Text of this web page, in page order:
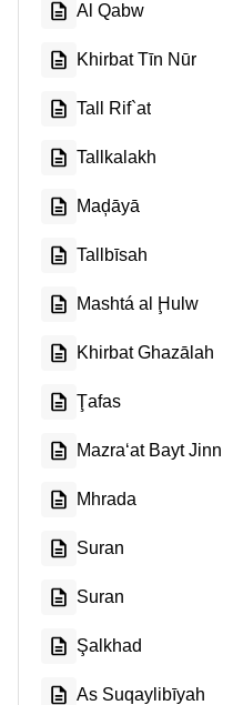
Al Qabw
Khirbat Tīn Nūr
Tall Rif`at
Tallkalakh
Maḑāyā
Tallbīsah
Mashtá al Ḩulw
Khirbat Ghazālah
Ţafas
Mazra‘at Bayt Jinn
Mhrada
Suran
Suran
Şalkhad
As Suqaylibīyah